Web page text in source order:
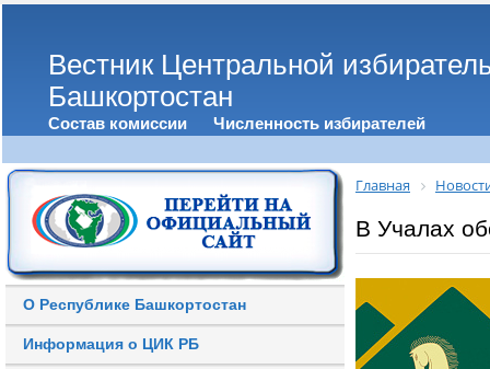
Вестник Центральной
Башкортостан
Состав комиссии Численность избирателей
О Республике Башкортостан
Информация о ЦИК РБ
Главная
В Учалах